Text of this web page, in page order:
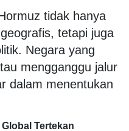
tidak hanya
tetapi juga
Negara yang
mengganggu jalur
dalam menentukan
Tertekan